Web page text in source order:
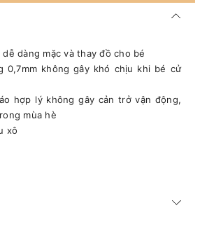
dàng mặc và thay đồ cho bé
0,7mm không gây khó chịu khi bé cử
hợp lý không gây cản trở vận động,
mùa hè
xô